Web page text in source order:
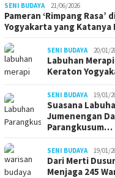
SENI BUDAYA 21/06/2026
Pameran ‘Rimpang
Yogyakarta yang
SENI BUDAYA 20/01/
Labuhan
Keraton
SENI BUDAYA 19/01/
Suasana
Jumenengan
Parangkusum…
SENI BUDAYA 19/01/
Dari Merti
Menjaga 245